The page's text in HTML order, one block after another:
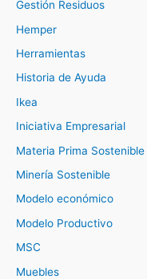
Gestión Residuos
Hemper
Herramientas
Historia de Ayuda
Ikea
Iniciativa Empresarial
Materia Prima Sostenible
Minería Sostenible
Modelo económico
Modelo Productivo
MSC
Muebles